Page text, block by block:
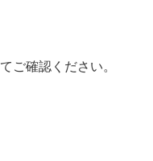
ご確認ください。